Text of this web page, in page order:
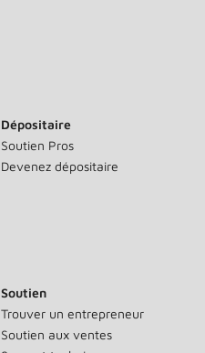
Dépositaire
Soutien Pros
Devenez dépositaire
Soutien
Trouver un entrepreneur
Soutien aux ventes